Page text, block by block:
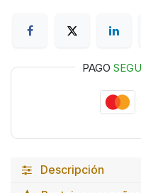
PAGO
Descripción